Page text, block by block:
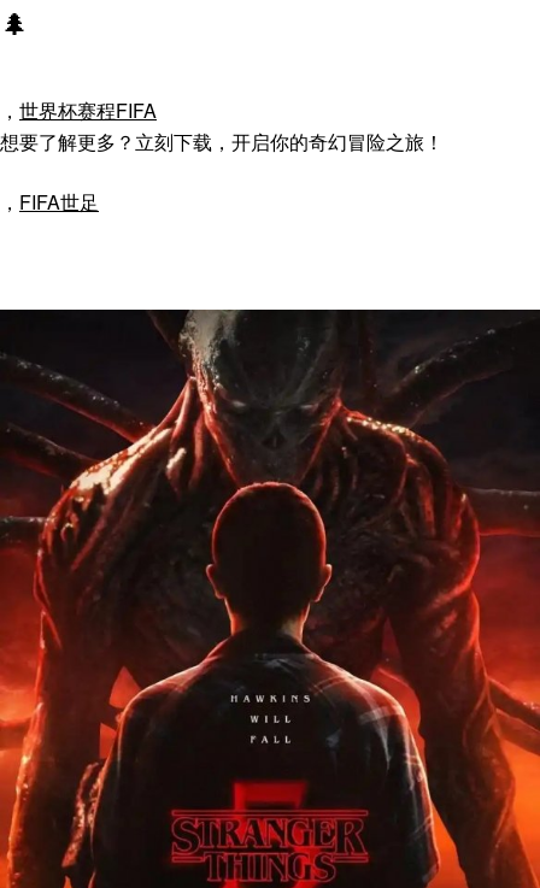
🌲
， 世界杯赛程FIFA
想要了解更多？立刻下载，开启你的奇幻冒险之旅！
， FIFA世足